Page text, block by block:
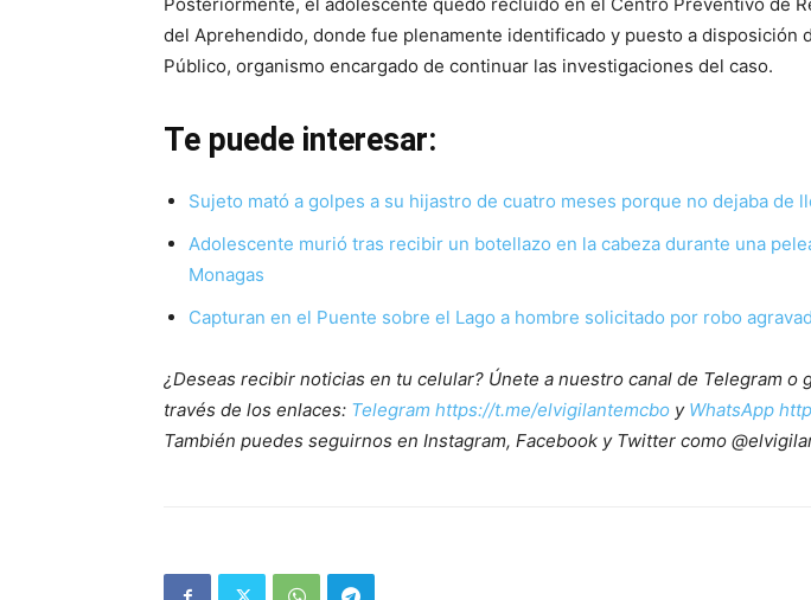
del Aprehendido, donde fue plenamente identificado y puesto a disposición
Público, organismo encargado de continuar las investigaciones del caso.
Te puede interesar:
Sujeto mató a golpes a su hijastro de cuatro meses porque no dejaba de
Adolescente murió tras recibir un botellazo en la cabeza durante una
Monagas
Capturan en el Puente sobre el Lago a hombre solicitado por robo
¿Deseas recibir noticias en tu celular? Únete a nuestro canal de Telegram o
través de los enlaces: Telegram https://t.me/elvigilantemcbo y WhatsApp
También puedes seguirnos en Instagram, Facebook y Twitter como